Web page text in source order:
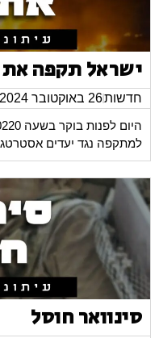
ישראל תקפה את
חדשות26 באוקטובר 2024
למתקפה נגד יעדים
סינוואר חוסל